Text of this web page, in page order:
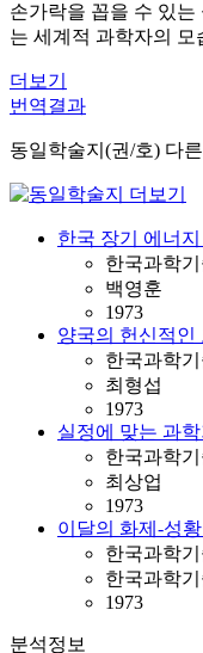
손가락을 꼽을 수 있
는 세계적 과학자의
더보기
번역결과
동일학술지(권/호) 다
한국 장기 에너
한국과학
백영훈
1973
양국의 헌신적인
한국과학
최형섭
1973
실정에 맞는 과
한국과학
최상업
1973
이달의 화제-성
한국과학
한국과학
1973
분석정보